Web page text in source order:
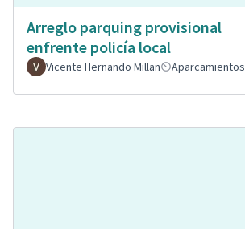
Arreglo parquing provisional
enfrente policía local
Vicente Hernando Millan Aparcamientos